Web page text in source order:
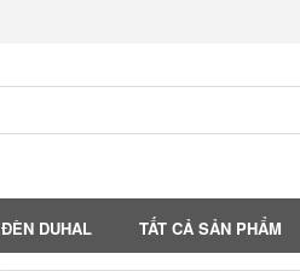
ĐÈN DUHAL TẤT CẢ SẢN PHẨM